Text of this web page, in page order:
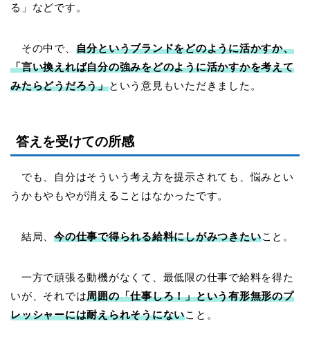
る」などです。
その中で、 自分というブランドをどのように活かすか、
「言い換えれば自分の強みをどのように活かすかを考えて
みたらどうだろう」という意見もいただきました。
答えを受けての所感
でも、自分はそういう考え方を提示されても、悩みとい
うかもやもやが消えることはなかったです。
結局、今の仕事で得られる給料にしがみつきたいこと。
一方で頑張る動機がなくて、最低限の仕事で給料を得た
いが、それでは周囲の「仕事しろ！」という有形無形のプ
レッシャーには耐えられそうにないこと。